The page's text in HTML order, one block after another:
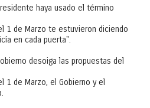
haya usado el término
1 de Marzo te estuvieron diciendo
en cada puerta".
desoiga las propuestas del
1 de Marzo, el Gobierno y el